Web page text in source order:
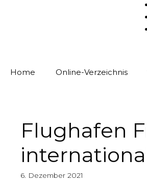
Home Online-Verzeichnis
Flughafen
6. Dezember 2021